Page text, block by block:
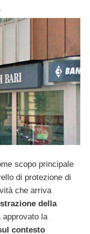
scopo principale
di protezione di
che arriva
della
approvato la
contesto